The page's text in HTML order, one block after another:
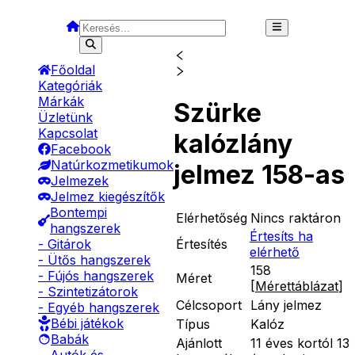
Főoldal
Kategóriák
Márkák
Üzletünk
Kapcsolat
Facebook
Natúrkozmetikumok
Jelmezek
Jelmez kiegészítők
Bontempi
hangszerek
- Gitárok
- Ütős hangszerek
- Fújós hangszerek
- Szintetizátorok
- Egyéb hangszerek
Bébi játékok
Babák
Szürke
kalózlány
jelmez 158-as
Elérhetőség Nincs raktáron
Értesítés
Értesíts ha
elérhető
Méret
158
[Mérettáblázat]
Célcsoport Lány jelmez
Típus
Kalóz
Ajánlott
11 éves kortól 13